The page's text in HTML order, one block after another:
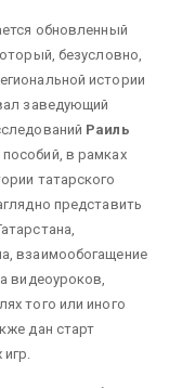
обновленный
безусловно,
истории
заведующий
Раиль
в рамках
татарского
представить
взаимообогащение
видеоуроков,
того или иного
дан старт